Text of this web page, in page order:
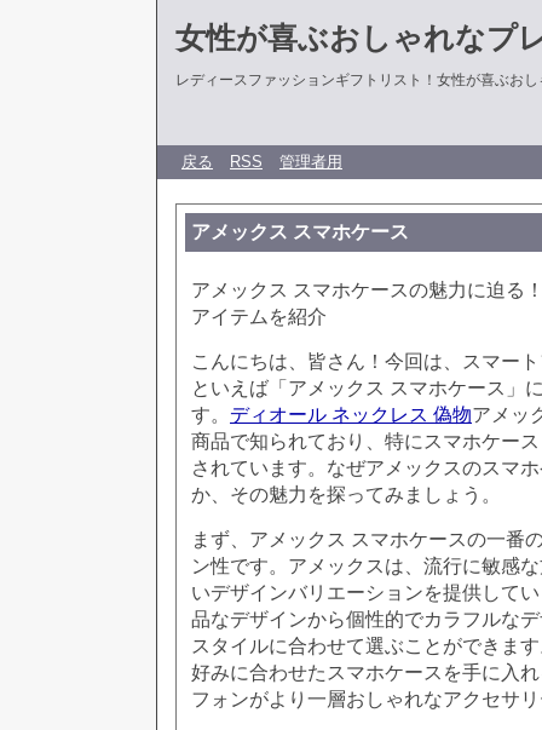
女性が喜ぶおしゃれなプ
レディースファッションギフトリスト！女性が喜ぶお
戻る RSS 管理者用
アメックス スマホケース
アメックス スマホケースの魅力に迫る
アイテムを紹介
こんにちは、皆さん！今回は、スマー
といえば「アメックス スマホケース」
す。 ディオール ネックレス 偽物アメッ
商品で知られており、特にスマホケー
されています。なぜアメックスのスマ
か、その魅力を探ってみましょう。
まず、アメックス スマホケースの一番
ン性です。アメックスは、流行に敏感
いデザインバリエーションを提供して
品なデザインから個性的でカラフルな
スタイルに合わせて選ぶことができま
好みに合わせたスマホケースを手に入
フォンがより一層おしゃれなアクセサ